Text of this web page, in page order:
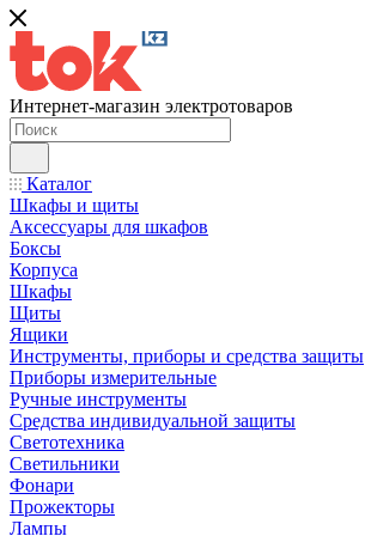
Интернет-магазин электротоваров
Каталог
Шкафы и щиты
Аксессуары для шкафов
Боксы
Корпуса
Шкафы
Щиты
Ящики
Инструменты, приборы и средства защиты
Приборы измерительные
Ручные инструменты
Средства индивидуальной защиты
Светотехника
Светильники
Фонари
Прожекторы
Лампы